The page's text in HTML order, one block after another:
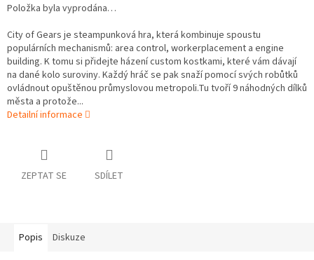
Položka byla vyprodána…
City of Gears je steampunková hra, která kombinuje spoustu
populárních mechanismů: area control, workerplacement a engine
building. K tomu si přidejte házení custom kostkami, které vám dávají
na dané kolo suroviny. Každý hráč se pak snaží pomocí svých robůtků
ovládnout opuštěnou průmyslovou metropoli.Tu tvoří 9 náhodných dílků
města a protože...
Detailní informace
ZEPTAT SE SDÍLET
Popis Diskuze